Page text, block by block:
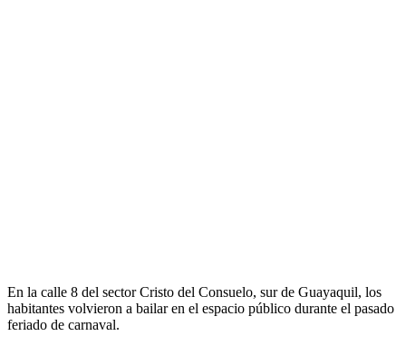
En la calle 8 del sector Cristo del Consuelo, sur de Guayaquil, los
habitantes volvieron a bailar en el espacio público durante el pasado
feriado de carnaval.